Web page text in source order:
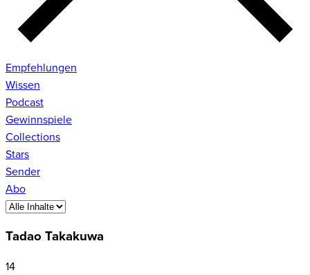
Empfehlungen
Wissen
Podcast
Gewinnspiele
Collections
Stars
Sender
Abo
Tadao Takakuwa
14